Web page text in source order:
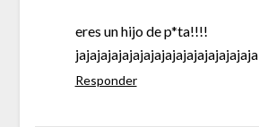
eres un hijo de p*ta!!!!
jajajajajajajajajajajajajajajajaja
Responder